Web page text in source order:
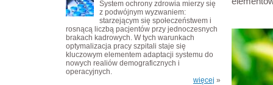
System ochrony zdrowia mierzy się
z podwójnym wyzwaniem:
starzejącym się społeczeństwem i
rosnącą liczbą pacjentów przy jednoczesnych
brakach kadrowych. W tych warunkach
optymalizacja pracy szpitali staje się
kluczowym elementem adaptacji systemu do
nowych realiów demograficznych i
operacyjnych.
więcej »